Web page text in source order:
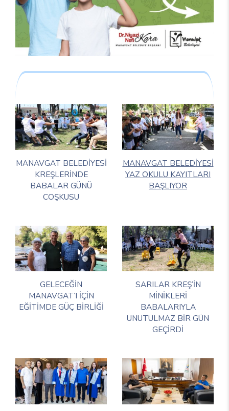
MANAVGAT BELEDİYESİ
KREŞLERİNDE
BABALAR GÜNÜ
COŞKUSU
MANAVGAT BELEDİYESİ
YAZ OKULU KAYITLARI
BAŞLIYOR
GELECEĞİN
MANAVGAT’I İÇİN
EĞİTİMDE GÜÇ BİRLİĞİ
SARILAR KREŞ’İN
MİNİKLERİ
BABALARIYLA
UNUTULMAZ BİR GÜN
GEÇİRDİ